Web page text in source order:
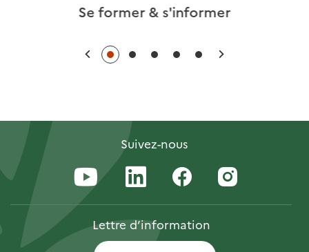
Se former & s'informer
Suivez-nous
Lettred’information